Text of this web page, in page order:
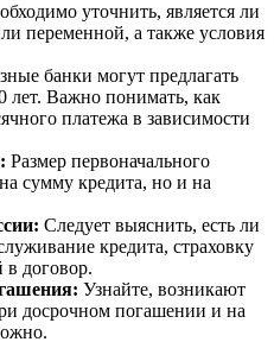
уточнить, является ли
переменной, а также условия
банки могут предлагать
лет. Важно понимать, как
платежа в зависимости
Размер первоначального
сумму кредита, но и на
Следует выяснить, есть ли
кредита, страховку
в договор.
Узнайте, возникают
досрочном погашении и на